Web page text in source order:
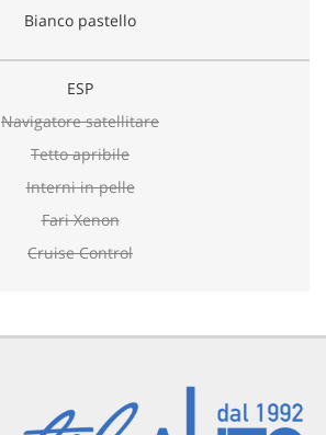
Bianco pastello
ESP
Navigatore satellitare
Tetto apribile
Interni in pelle
Fari Xenon
Cruise Control